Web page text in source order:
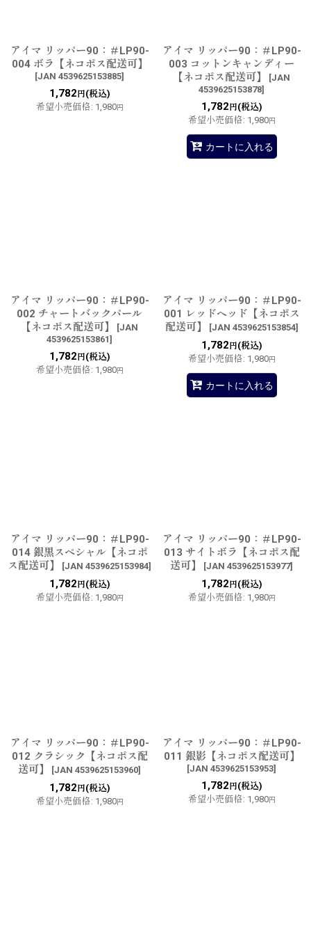
アイマ リッパー90：＃LP90-
004 ボラ【ネコポス配送可】
[JAN 4539625153885]
1,782 円(税込)
希望小売価格: 1,980円
アイマ リッパー90：＃LP90-
003 コットンキャンディー
【ネコポス配送可】
[JAN
4539625153878]
1,782 円(税込)
希望小売価格: 1,980円
カートに入れる
アイマ リッパー90：＃LP90-
002 チャートバックパール
【ネコポス配送可】
[JAN
4539625153861]
1,782 円(税込)
希望小売価格: 1,980円
アイマ リッパー90：＃LP90-
001 レッドヘッド【ネコポス
配送可】
[JAN 4539625153854]
1,782 円(税込)
希望小売価格: 1,980円
カートに入れる
アイマ リッパー90：＃LP90-
014 銀黒スペシャル【ネコポ
ス配送可】
[JAN 4539625153984]
1,782 円(税込)
希望小売価格: 1,980円
アイマ リッパー90：＃LP90-
013 サイトボラ【ネコポス配
送可】
[JAN 4539625153977]
1,782 円(税込)
希望小売価格: 1,980円
アイマ リッパー90：＃LP90-
012 クラシック【ネコポス配
送可】
[JAN 4539625153960]
1,782 円(税込)
希望小売価格: 1,980円
アイマ リッパー90：＃LP90-
011 銀影【ネコポス配送可】
[JAN 4539625153953]
1,782 円(税込)
希望小売価格: 1,980円